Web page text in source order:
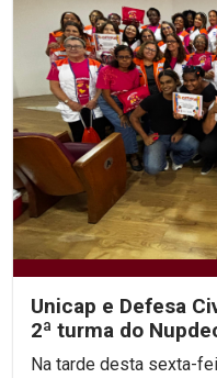
Unicap e Defesa
2ª turma do
Na tarde desta sexta-